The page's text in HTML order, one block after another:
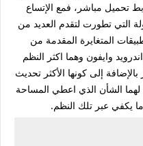
تحميل مباشر، فمع الإتساع
التي تطورت لتقدم العديد من
المتغايرة المقدمة من
وايفون وهما اكثر النظم
بالإضافة إلى كونها الأكثر تحديث
الشأن الذي اعطي المساحة
يكفي عبر تلك النظم.